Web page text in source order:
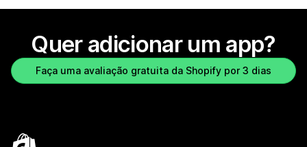
Quer adicionar um app?
Faça uma avaliação gratuita da Shopify por 3 dias